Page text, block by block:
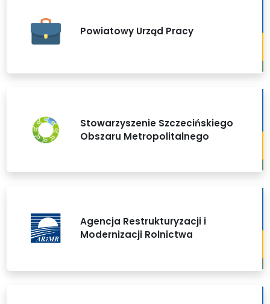
Powiatowy Urząd Pracy
Stowarzyszenie Szczecińskiego
Obszaru Metropolitalnego
Agencja Restrukturyzacji i
Modernizacji Rolnictwa